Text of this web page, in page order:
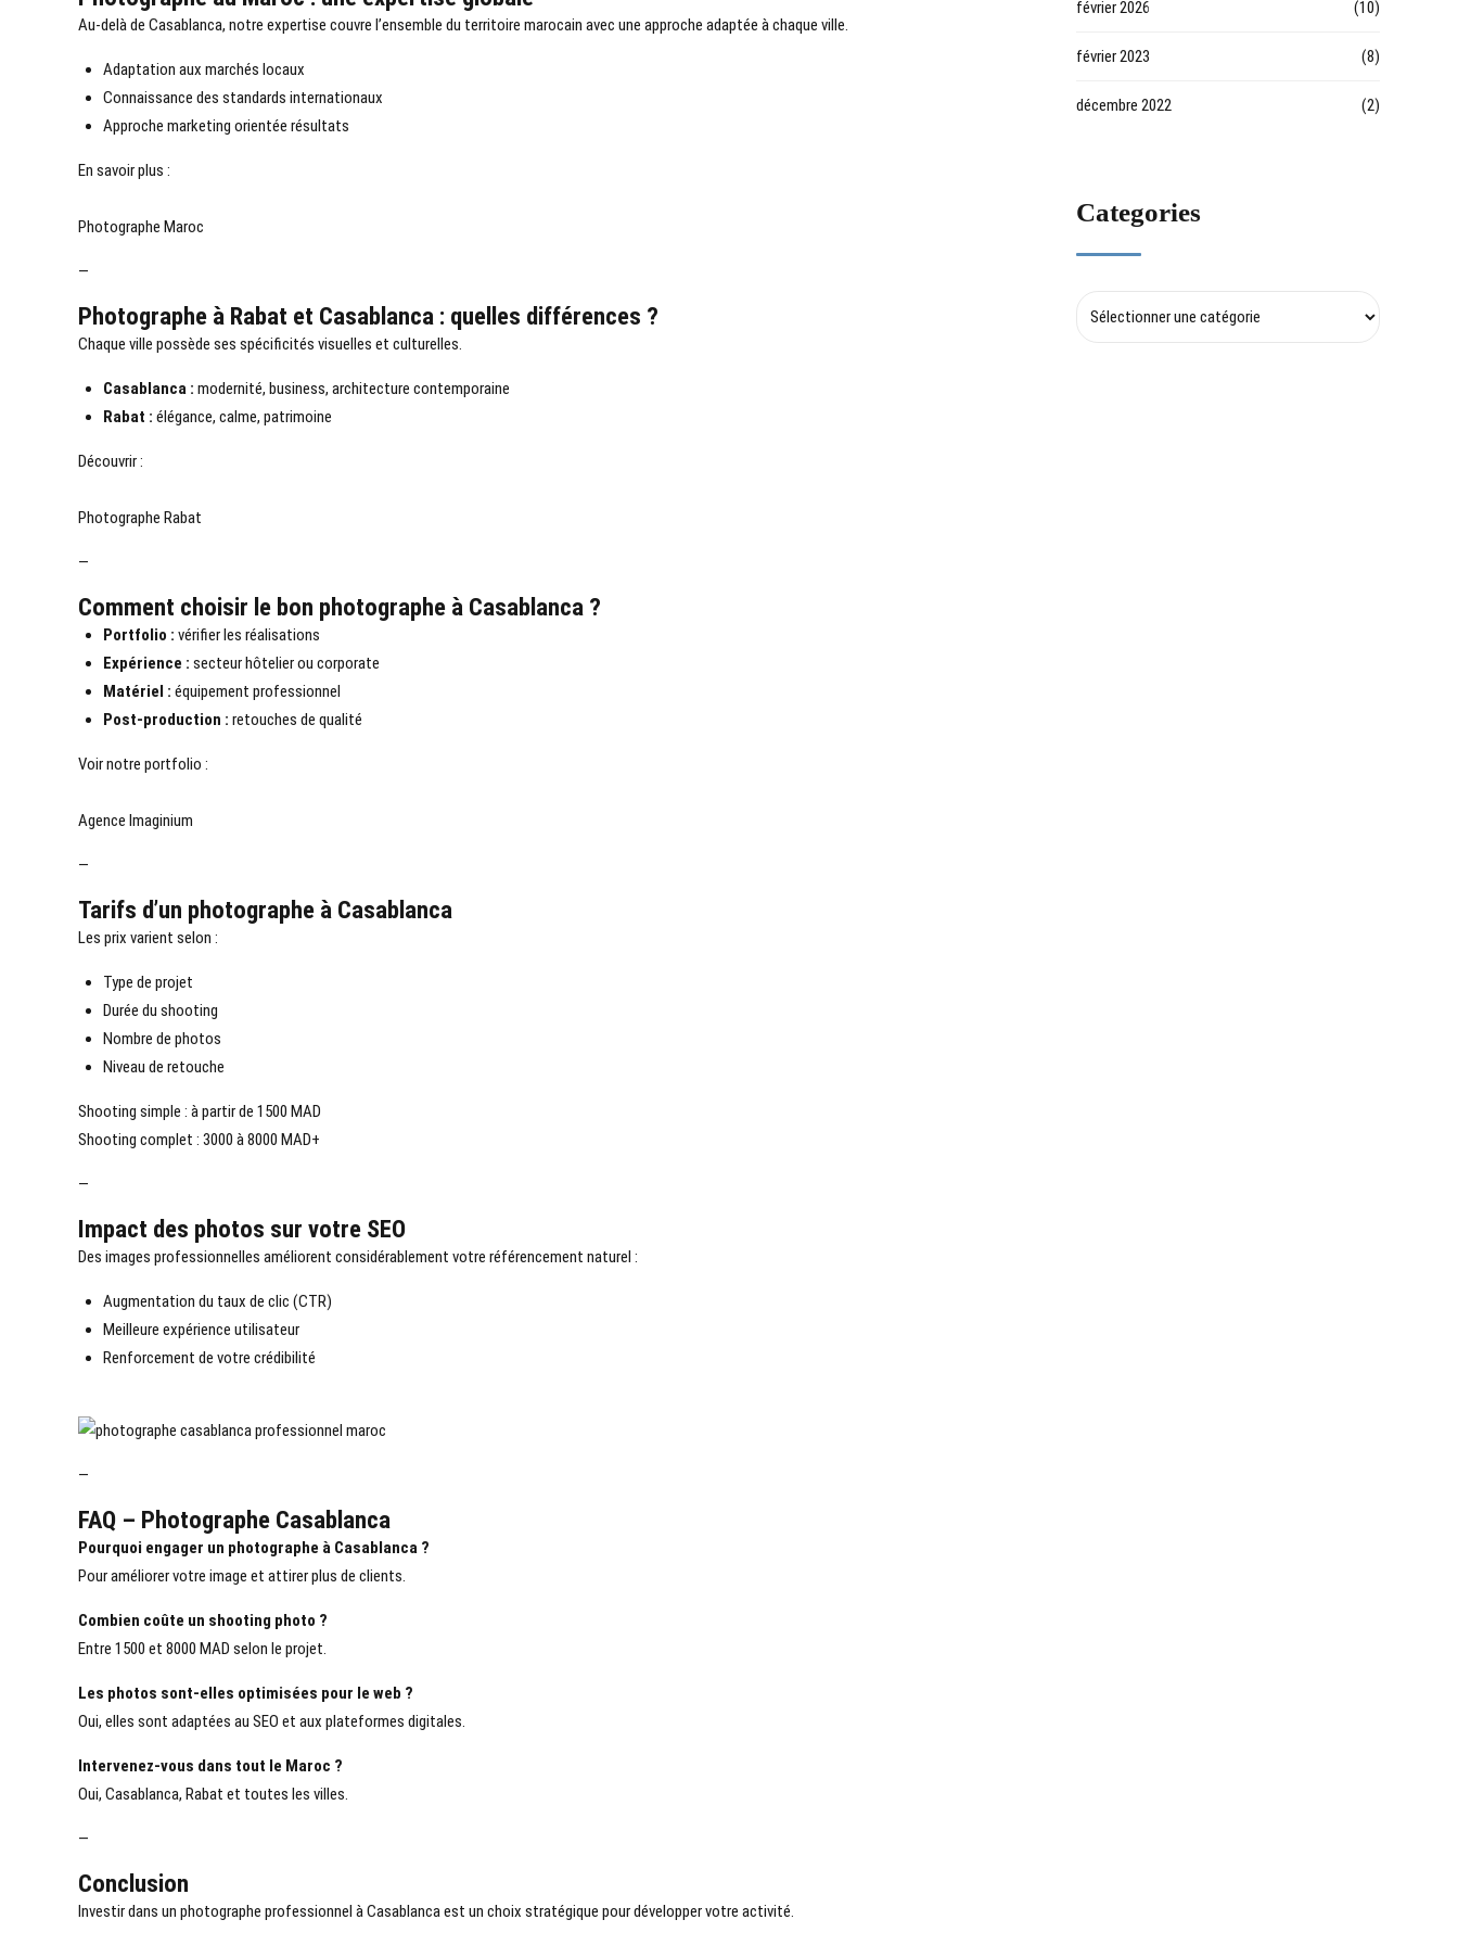
Au-delà de Casablanca, notre expertise couvre l’ensemble du territoire marocain avec une approche adaptée à chaque ville.
Adaptation aux marchés locaux
Connaissance des standards internationaux
Approche marketing orientée résultats
En savoir plus :
Photographe Maroc
—
Photographe à Rabat et Casablanca : quelles différences ?
Chaque ville possède ses spécificités visuelles et culturelles.
Casablanca : modernité, business, architecture contemporaine
Rabat : élégance, calme, patrimoine
Découvrir :
Photographe Rabat
—
Comment choisir le bon photographe à Casablanca ?
Portfolio : vérifier les réalisations
Expérience : secteur hôtelier ou corporate
Matériel : équipement professionnel
Post-production : retouches de qualité
Voir notre portfolio :
Agence Imaginium
—
Tarifs d’un photographe à Casablanca
Les prix varient selon :
Type de projet
Durée du shooting
Nombre de photos
Niveau de retouche
Shooting simple : à partir de 1500 MAD
Shooting complet : 3000 à 8000 MAD+
—
Impact des photos sur votre SEO
Des images professionnelles améliorent considérablement votre référencement naturel :
Augmentation du taux de clic (CTR)
Meilleure expérience utilisateur
Renforcement de votre crédibilité
—
FAQ – Photographe Casablanca
Pourquoi engager un photographe à Casablanca ?
Pour améliorer votre image et attirer plus de clients.
Combien coûte un shooting photo ?
Entre 1500 et 8000 MAD selon le projet.
Les photos sont-elles optimisées pour le web ?
Oui, elles sont adaptées au SEO et aux plateformes digitales.
Intervenez-vous dans tout le Maroc ?
Oui, Casablanca, Rabat et toutes les villes.
—
Conclusion
Investir dans un photographe professionnel à Casablancaest un choix stratégique pour développer votre activité.
février 2026 (10)
février 2023 (8)
décembre 2022 (2)
Categories